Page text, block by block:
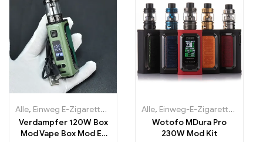
Alle, Einweg E-Zigaretten Einweg-E-Zigaretten Litauen,Einweg-
Verdampfer 120W Box
Mod Vape Box Mod E-
Alle, Einweg-E-Zigaretten Irland
Wotofo MDura Pro
230W Mod Kit